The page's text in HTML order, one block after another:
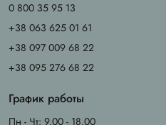
0 800 35 95 13
+38 063 625 01 61
+38 097 009 68 22
+38 095 276 68 22
График работы
Пн - Чт: 9.00 - 18.00